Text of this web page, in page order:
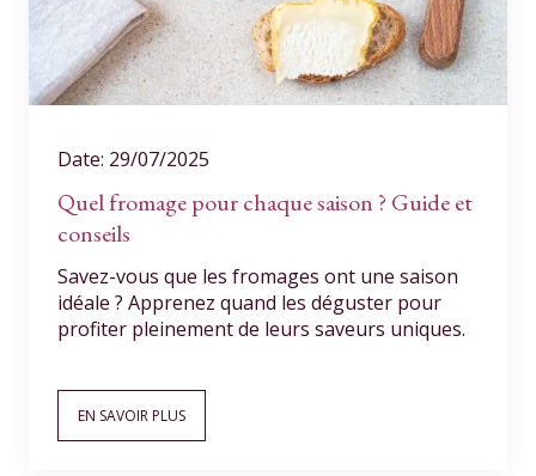
Date: 29/07/2025
Quel fromage pour chaque saison ? Guide et
conseils
Savez-vous que les fromages ont une saison
idéale ? Apprenez quand les déguster pour
profiter pleinement de leurs saveurs uniques.
EN SAVOIR PLUS